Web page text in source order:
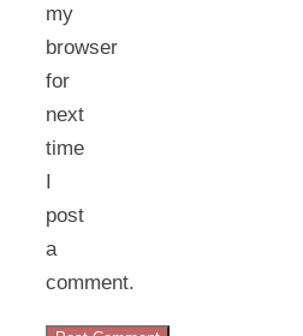
my
browser
for
next
time
I
post
a
comment.